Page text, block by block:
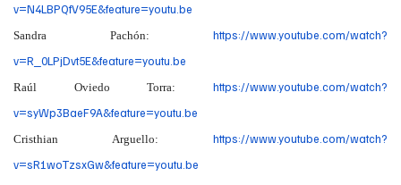
v=N4LBPQfV95E&feature=youtu.be
Sandra Pachón: https://www.youtube.com/watch?
v=R_0LPjDvt5E&feature=youtu.be
Raúl Oviedo Torra: https://www.youtube.com/watch?
v=syWp3BaeF9A&feature=youtu.be
Cristhian Arguello: https://www.youtube.com/watch?
v=sR1woTzsxGw&feature=youtu.be